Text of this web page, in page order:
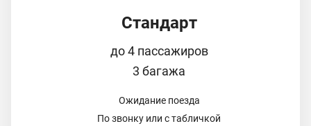
Стандарт
до 4 пассажиров
3 багажа
Ожидание поезда
По звонку или с табличкой